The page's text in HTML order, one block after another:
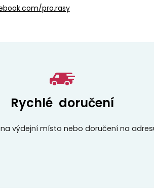
pro.rasy
Rychlé doručení
výdejní místo nebo doručení na